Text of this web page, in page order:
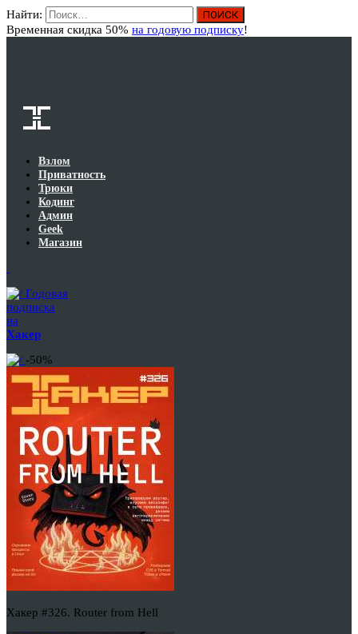
Найти:
Временная скидка 50% на годовую подписку!
Взлом
Приватность
Трюки
Кодинг
Админ
Geek
Магазин
Годовая
подписка
на
Хакер
-50%
Хакер #326. Router from Hell